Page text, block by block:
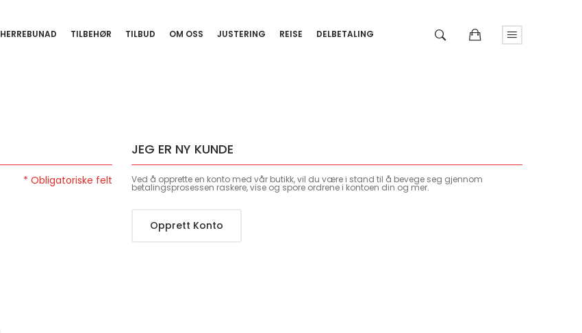
HERREBUNAD TILBEHØR TILBUD OM OSS JUSTERING REISE DELBETALING
JEG ER NY KUNDE
Ved å opprette en konto med vår butikk, vil du være i stand til å bevege seg gjennom
betalingsprosessen raskere, vise og spore ordrene i kontoen din og mer.
Opprett Konto